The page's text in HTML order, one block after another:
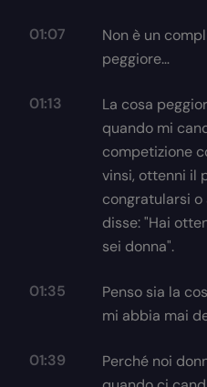
01:07
Non è un
peggiore…
01:13
La cosa
quando mi
competizione
vinsi, ottenni il
congratularsi o
disse: "Hai
sei donna".
01:35
Penso sia la
mi abbia mai
01:39
Perché noi